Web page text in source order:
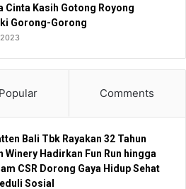
Cinta Kasih Gotong Royong
Gorong-Gorong
Popular Comments
Bali Tbk Rayakan 32 Tahun
Winery Hadirkan Fun Run hingga
CSR Dorong Gaya Hidup Sehat
Sosial